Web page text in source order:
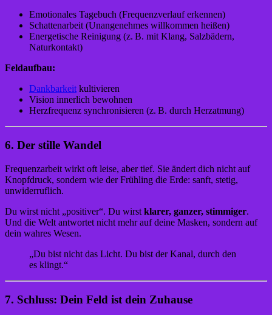
Emotionales Tagebuch (Frequenzverlauf erkennen)
Schattenarbeit (Unangenehmes willkommen heißen)
Energetische Reinigung (z. B. mit Klang, Salzbädern,
Naturkontakt)
Feldaufbau:
Dankbarkeitkultivieren
Vision innerlich bewohnen
Herzfrequenz synchronisieren (z. B. durch Herzatmung)
6. Der stille Wandel
Frequenzarbeit wirkt oft leise, aber tief. Sie ändert dich nicht auf
Knopfdruck, sondern wie der Frühling die Erde: sanft, stetig,
unwiderruflich.
Du wirst nicht „positiver“. Du wirst klarer, ganzer, stimmiger.
Und die Welt antwortet nicht mehr auf deine Masken, sondern auf
dein wahres Wesen.
„Du bist nicht das Licht. Du bist der Kanal, durch den
es klingt.“
7. Schluss: Dein Feld ist dein Zuhause